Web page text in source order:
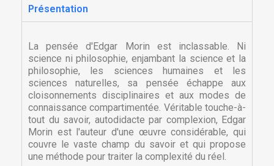
Présentation
La pensée d'Edgar Morin est inclassable. Ni
science ni philosophie, enjambant la science et la
philosophie, les sciences humaines et les
sciences naturelles, sa pensée échappe aux
cloisonnements disciplinaires et aux modes de
connaissance compartimentée. Véritable touche-à-
tout du savoir, autodidacte par complexion, Edgar
Morin est l'auteur d'une œuvre considérable, qui
couvre le vaste champ du savoir et qui propose
une méthode pour traiter la complexité du réel.